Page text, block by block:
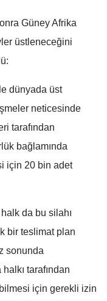
Güney Afrika
üstleneceğini
dünyada üst
neticesinde
tarafından
bağlamında
için 20 bin adet
da bu silahı
bir teslimat plan
sonunda
tarafından
için gerekli izin